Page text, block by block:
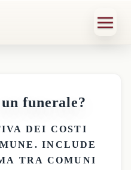
funerale?
DEI COSTI
. INCLUDE
TRA COMUNI